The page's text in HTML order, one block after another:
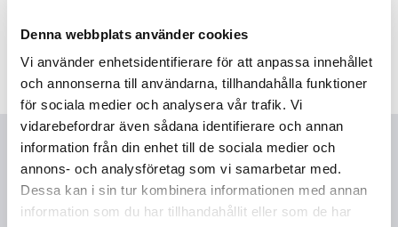
Denna webbplats använder cookies
Vi använder enhetsidentifierare för att anpassa innehållet
och annonserna till användarna, tillhandahålla funktioner
för sociala medier och analysera vår trafik. Vi
vidarebefordrar även sådana identifierare och annan
information från din enhet till de sociala medier och
annons- och analysföretag som vi samarbetar med.
Dessa kan i sin tur kombinera informationen med annan
information som du har tillhandahållit eller som de har
219 kr/st277 kr
Köp
259 kr
Välj ...
Nyhetsbrev
Genom att fylla i min mailadress bekräftar jag att jag tagit del av
Badhusetsintegritetspolicy.